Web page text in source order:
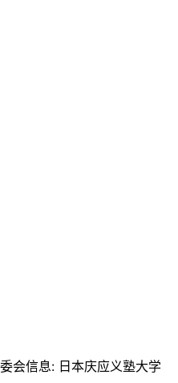
会信息: 日本庆应义塾大学